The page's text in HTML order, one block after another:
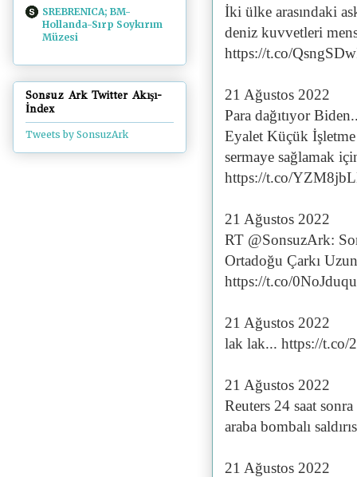
İki ülke arasındaki
deniz kuvvetleri
https://t.co/
21 Ağustos 2022
Para dağıtıyor
Eyalet Küçük
sermaye sağlamak
https://t.co/
21 Ağustos 2022
RT @SonsuzArk:
Ortadoğu Çarkı
https://t.co/
21 Ağustos 2022
lak lak... https://t.co/
21 Ağustos 2022
Reuters 24 saat
araba bombalı
21 Ağustos 2022
SREBRENICA; BM-
Hollanda-Sırp Soykırım
Müzesi
Sonsuz Ark Twitter Akışı-
İndex
Tweets by SonsuzArk